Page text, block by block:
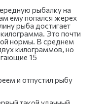
рыбалку на
ему попался жерех
рыба достигает
Это почти
нормы. В среднем
килограммов, но
15
и отпустил рыбу
такой удачный